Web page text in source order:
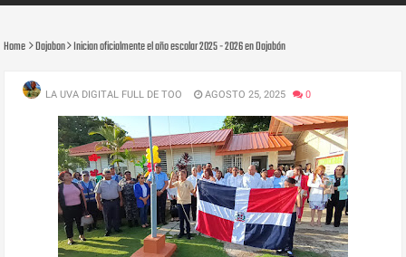
Home Dajabon Inician oficialmente el año escolar 2025 - 2026 en Dajabón
LA UVA DIGITAL FULL DE TOO AGOSTO 25, 2025 0